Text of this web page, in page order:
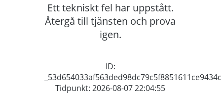
Ett tekniskt fel har uppstått.
Återgå till tjänsten och prova
igen.
ID:
_53d654033af563ded98dc79c5f8851611ce9434c
Tidpunkt: 2026-08-07 22:04:55